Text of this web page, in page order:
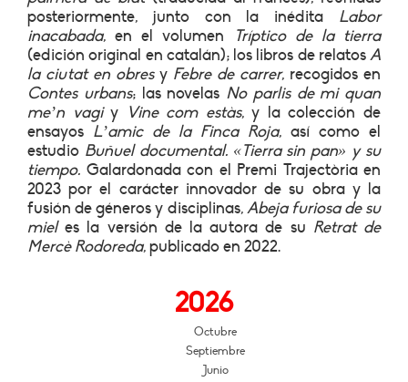
posteriormente, junto con la inédita Labor
inacabada, en el volumen
Tríptico de la tierra
(edición original en catalán); los libros de relatosA
la ciutat en obresy Febre de carrer, recogidos en
Contes urbans; las novelas No parlis de mi quan
me’n vagiy Vine com estàs, y la colección de
ensayos L’amic de la Finca Roja, así como el
estudio Buñuel documental. «Tierra sin pan» y su
tiempo. Galardonada con el Premi Trajectòria en
2023 por el carácter innovador de su obra y la
fusión de géneros y disciplinas,Abeja furiosa de su
mieles la versión de la autora de su Retrat de
Mercè Rodoreda, publicado en 2022.
2026
Octubre
Septiembre
Junio